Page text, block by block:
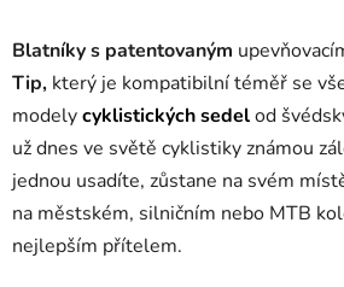
Blatníkys patentovaným
Tip, který je kompatibilní téměř se
modelycyklistických sedelod
už dnes ve světě cyklistiky známou
jednou usadíte, zůstane na svém
na městském, silničním nebo MTB
nejlepším přítelem.